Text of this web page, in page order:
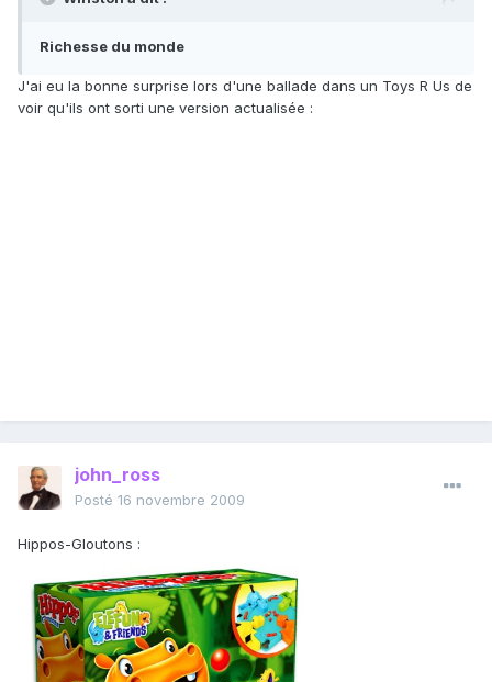
Richesse du monde
J'ai eu la bonne surprise lors d'une ballade dans un Toys R Us de
voir qu'ils ont sorti une version actualisée :
john_ross
Posté 16 novembre 2009
Hippos-Gloutons :